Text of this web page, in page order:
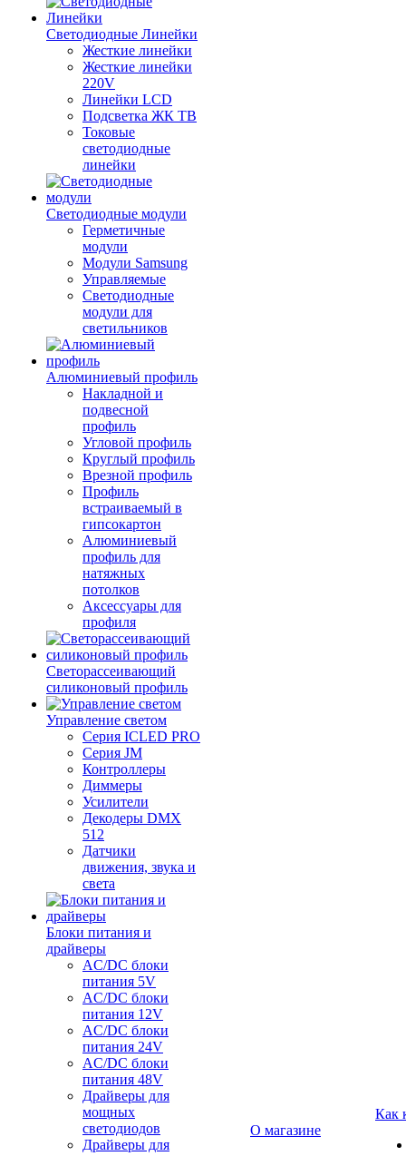
Светодиодные Линейки
Жесткие линейки
Жесткие линейки
220V
Линейки LCD
Подсветка ЖК ТВ
Токовые
светодиодные
линейки
Светодиодные модули
Герметичные
модули
Модули Samsung
Управляемые
Светодиодные
модули для
светильников
Алюминиевый профиль
Накладной и
подвесной
профиль
Угловой профиль
Круглый профиль
Врезной профиль
Профиль
встраиваемый в
гипсокартон
Алюминиевый
профиль для
натяжных
потолков
Аксессуары для
профиля
Светорассеивающий
силиконовый профиль
Управление светом
Серия ICLED PRO
Серия JM
Контроллеры
Диммеры
Усилители
Декодеры DMX
512
Датчики
движения, звука и
света
Блоки питания и
драйверы
AC/DC блоки
питания 5V
AC/DC блоки
питания 12V
AC/DC блоки
питания 24V
AC/DC блоки
питания 48V
Драйверы для
мощных
светодиодов
Драйверы для
О магазине
Как